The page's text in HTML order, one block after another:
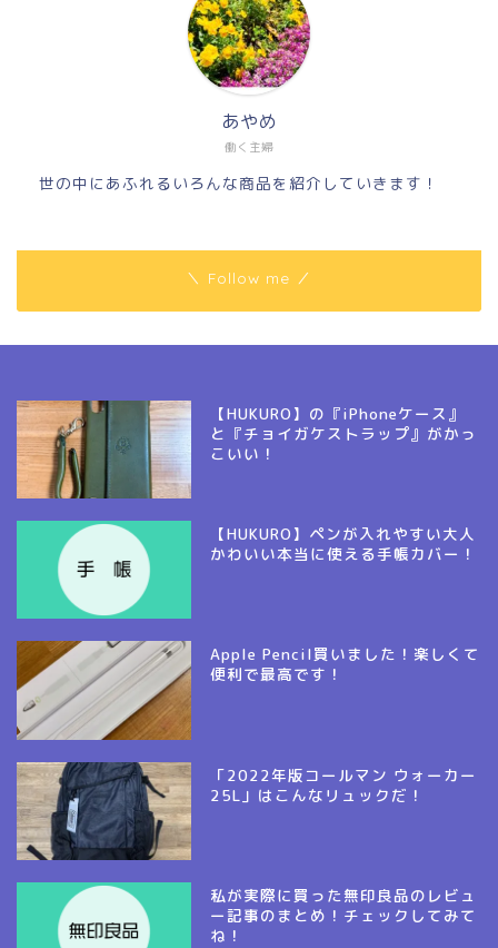
働く主婦
あやめ
世の中にあふれるいろんな商品を紹介していきます！
＼ Follow me ／
【HUKURO】の『iPhoneケース』
と『チョイガケストラップ』がかっ
こいい！
【HUKURO】ペンが入れやすい大人
かわいい本当に使える手帳カバー！
Apple Pencil買いました！楽しくて
便利で最高です！
「2022年版コールマン ウォーカー
25L」はこんなリュックだ！
私が実際に買った無印良品のレビュ
ー記事のまとめ！チェックしてみて
ね！